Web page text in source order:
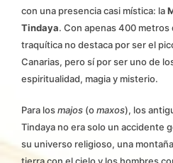
con una presencia casi mística: la
Tindaya. Con apenas 400
traquítica no destaca por ser el
Canarias, pero sí por ser uno de
espiritualidad, magia y misterio.
Para losmajos (omaxos), los
Tindaya no era solo un accidente
su universo religioso, una